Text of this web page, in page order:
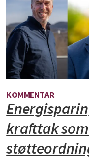
KOMMENTAR
krafttak